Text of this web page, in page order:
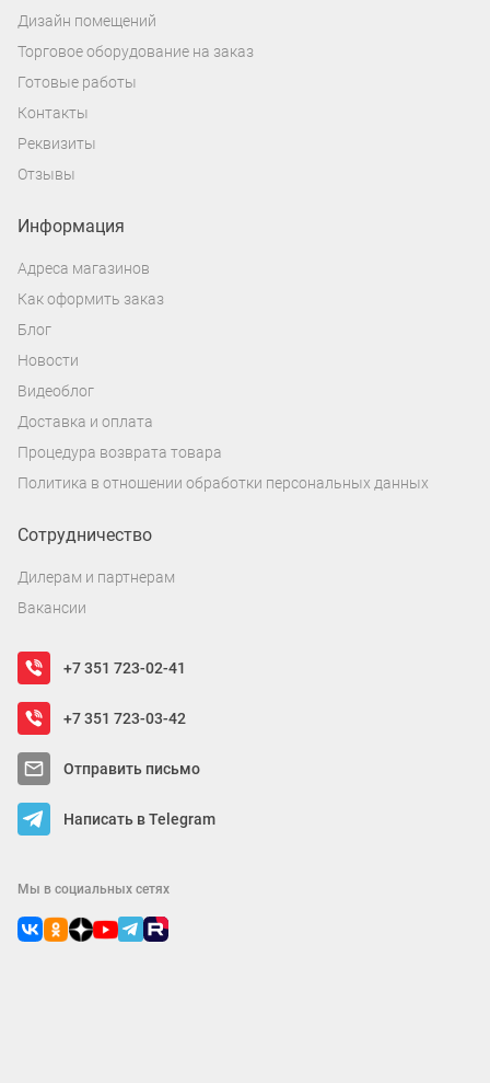
Дизайн помещений
Торговое оборудование на заказ
Готовые работы
Контакты
Реквизиты
Отзывы
Информация
Адреса магазинов
Как оформить заказ
Блог
Новости
Видеоблог
Доставка и оплата
Процедура возврата товара
Политика в отношении обработки персональных данных
Сотрудничество
Дилерам и партнерам
Вакансии
+7 351 723-02-41
+7 351 723-03-42
Отправить письмо
Написать в Telegram
Мы в социальных сетях